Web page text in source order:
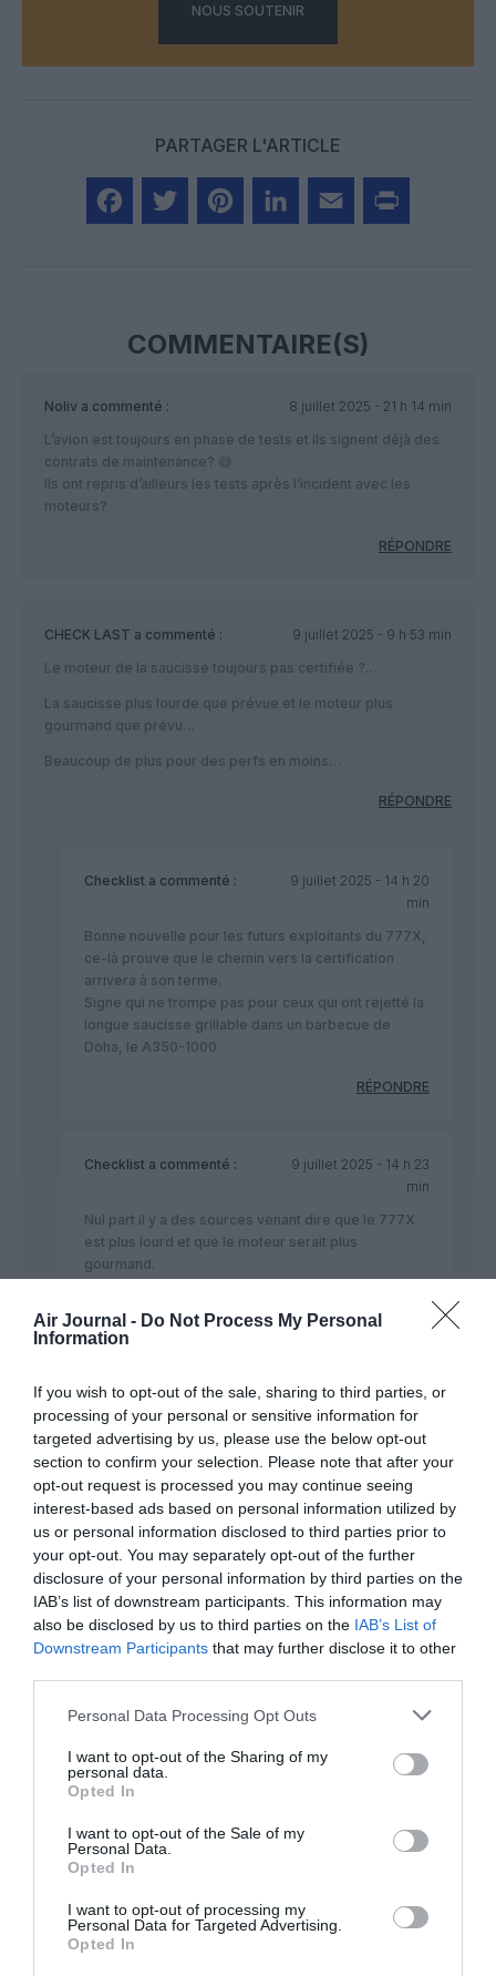
Air Journal - Do Not Process My Personal
Information
If you wish to opt-out of the sale, sharing to third parties, or
processing of your personal or sensitive information for
targeted advertising by us, please use the below opt-out
section to confirm your selection. Please note that after your
opt-out request is processed you may continue seeing
interest-based ads based on personal information utilized by
us or personal information disclosed to third parties prior to
your opt-out. You may separately opt-out of the further
disclosure of your personal information by third parties on the
IAB’s list of downstream participants. This information may
also be disclosed by us to third parties on the IAB’s List of
Downstream Participants that may further disclose it to other
Personal Data Processing Opt Outs
I want to opt-out of the Sharing of my
personal data.
Opted In
I want to opt-out of the Sale of my
Personal Data.
Opted In
I want to opt-out of processing my
Personal Data for Targeted Advertising.
Opted In
NOUS SOUTENIR
PARTAGER L'ARTICLE
COMMENTAIRE(S)
Noliv a commenté :
8 juillet 2025 - 21 h 14 min
L’avion est toujours en phase de tests et ils signent déjà des
contrats de maintenance? 😅
Ils ont repris d’ailleurs les tests après l’incident avec les
moteurs?
RÉPONDRE
CHECK LAST a commenté :
9 juillet 2025 - 9 h 53 min
Le moteur de la saucisse toujours pas certifiée ?…
La saucisse plus lourde que prévue et le moteur plus
gourmand que prévu…
Beaucoup de plus pour des perfs en moins…
RÉPONDRE
Checklist a commenté :
9 juillet 2025 - 14 h 20
min
Bonne nouvelle pour les futurs exploitants du 777X,
ce-là prouve que le chemin vers la certification
arrivera à son terme.
Signe qui ne trompe pas pour ceux qui ont rejetté la
longue saucisse grillable dans un barbecue de
Doha, le A350-1000
RÉPONDRE
Checklist a commenté :
9 juillet 2025 - 14 h 23
min
Nul part il y a des sources venant dire que le 777X
est plus lourd et que le moteur serait plus
gourmand.
succès 777X et 787, la pression est trop forte et
éternelle
RÉPONDRE
CHECK LAST
9 juillet 2025 - 16
Mais oui le gros mytho on va te croire alors
que tu prédisais :
Le retour de la flotte mondiale de 350 à l
atelier
élucubrations depuis ton arrivée sur ce
forum comme quand tu disais que le MAX
reprendrait les airs à l automne 2019 et
que le 350 et le 330 ne se vendraient plus
écrouler de rire les gens sérieux
T es un spécialiste de bac à sable et un
gesticule pour exister rien de plus
En 2024 pour boing le criminel 12 milliards